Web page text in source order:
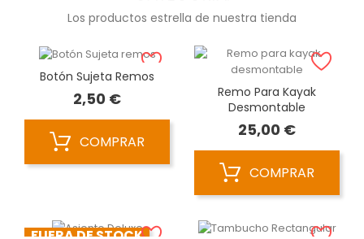
Los productos estrella de nuestra tienda
Botón Sujeta Remos
2,50 €Precio
COMPRAR
Remo Para Kayak
Desmontable
25,00 €Precio
COMPRAR